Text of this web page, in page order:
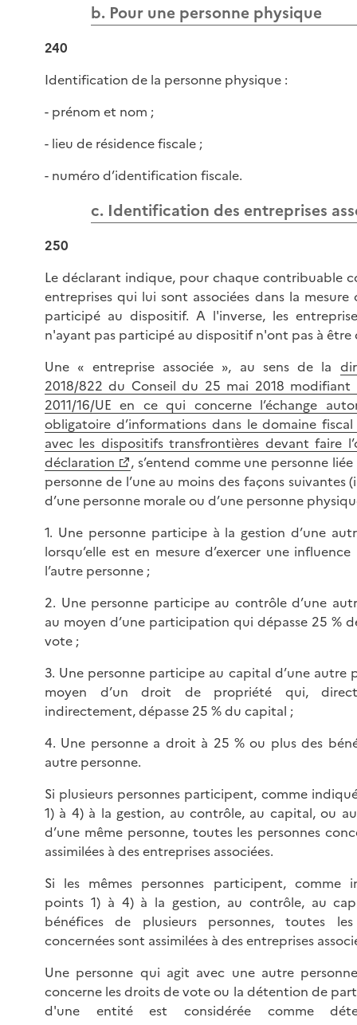
b. Pour une personne physique
240
Identification de la personne physique :
- prénom et nom ;
- lieu de résidence fiscale ;
- numéro d’identification fiscale.
c. Identification des entreprises
250
Le déclarant indique, pour chaque contribuable
entreprises qui lui sont associées dans la mesure
participé au dispositif. A l'inverse, les
n'ayant pas participé au dispositif n'ont pas à être
Une « entreprise associée », au sens de la
2018/822 du Conseil du 25 mai 2018
2011/16/UE en ce qui concerne l’échange
obligatoire d’informations dans le domaine
avec les dispositifs transfrontières devant faire
déclaration
, s’entend comme une personne
personne de l’une au moins des façons suivantes
d’une personne morale ou d’une personne
1. Une personne participe à la gestion d’une
lorsqu’elle est en mesure d’exercer une
l’autre personne ;
2. Une personne participe au contrôle d’une
au moyen d’une participation qui dépasse 25 %
vote ;
3. Une personne participe au capital d’une autre
moyen d’un droit de propriété qui,
indirectement, dépasse 25 % du capital ;
4. Une personne a droit à 25 % ou plus des
autre personne.
Si plusieurs personnes participent, comme
1) à 4) à la gestion, au contrôle, au capital, ou
d’une même personne, toutes les personnes
assimilées à des entreprises associées.
Si les mêmes personnes participent, comme
points 1) à 4) à la gestion, au contrôle, au
bénéfices de plusieurs personnes, toutes les
concernées sont assimilées à des entreprises
Une personne qui agit avec une autre
concerne les droits de vote ou la détention de
d'une entité est considérée comme